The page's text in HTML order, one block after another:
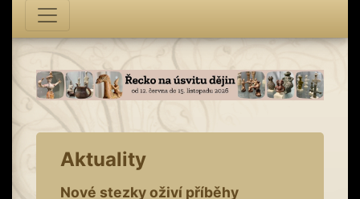
Aktuality
Nové stezky oživí příběhy